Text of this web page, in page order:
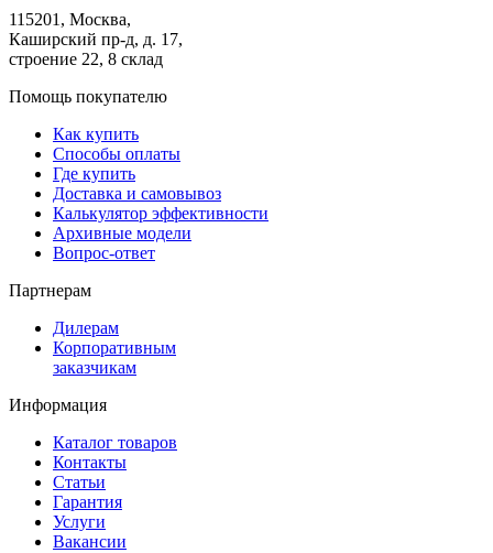
115201, Москва,
Каширский пр-д, д. 17,
строение 22, 8 склад
Помощь покупателю
Как купить
Способы оплаты
Где купить
Доставка и самовывоз
Калькулятор эффективности
Архивные модели
Вопрос-ответ
Партнерам
Дилерам
Корпоративным
заказчикам
Информация
Каталог товаров
Контакты
Статьи
Гарантия
Услуги
Вакансии